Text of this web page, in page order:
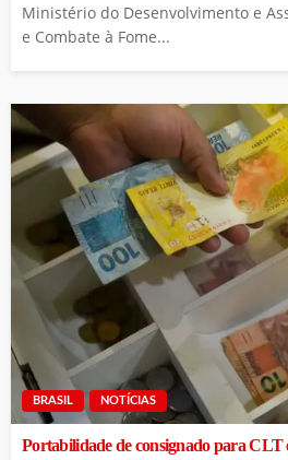
Ministério do Desenvolvimento e
e Combate à Fome...
BRASIL NOTÍCIAS
Portabilidade de consignado para CLT